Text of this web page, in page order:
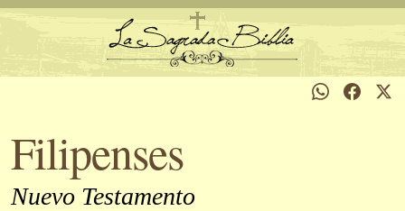
Filipenses
Nuevo Testamento